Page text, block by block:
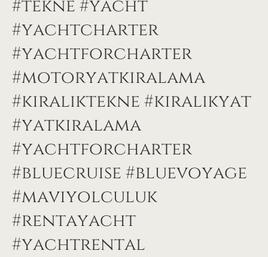
#tekne #yacht
#yachtcharter
#yachtforcharter
#motoryatkiralama
#kiralıktekne #kiralıkyat
#yatkiralama
#yachtforcharter
#bluecruise #bluevoyage
#maviyolculuk
#rentayacht
#yachtrental